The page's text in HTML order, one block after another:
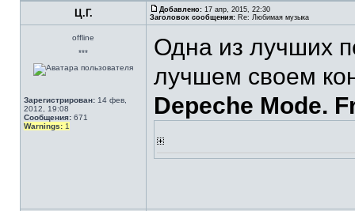
Ц.Г. Добавлено: 17 апр, 2015, 22:30
Заголовок сообщения: Re: Любимая музыка
offline
***
Зарегистрирован: 14 фев,
2012, 19:08
Сообщения: 671
Warnings: 1
Одна из лучших
лучшем своем
Depeche Mode.